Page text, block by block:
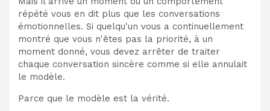
répété vous en dit plus que les conversations
émotionnelles. Si quelqu'un vous a continuellement
montré que vous n'êtes pas la priorité, à un
moment donné, vous devez arrêter de traiter
chaque conversation sincère comme si elle annulait
le modèle.
Parce que le modèle est la vérité.